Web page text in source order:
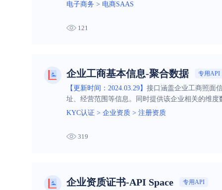
电子商务 > 电商SAAS
121
企业工商基本信息-聚合数据 专用API
【更新时间：2024.03.29】 接口涵盖企业工商照面
址、经营范围等信息。同时提供该企业相关的维
司、联系电话、联系邮箱等信息。让您仅需一次
KYC认证 > 企业资质 > 注册资质
319
企业资质证书-API Space 专用API